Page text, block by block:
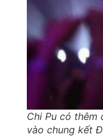
Chi Pu có thêm
vào chung kết